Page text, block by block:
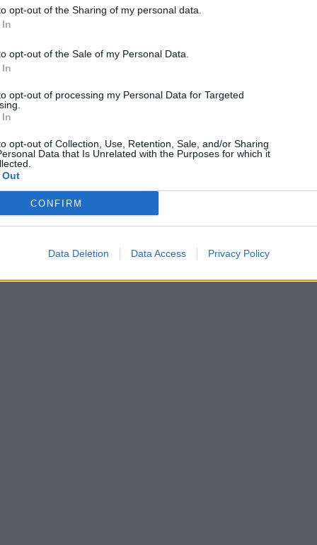
opt-out of the Sharing of my personal data.
opt-out of the Sale of my Personal Data.
opt-out of processing my Personal Data for Targeted
opt-out of Collection, Use, Retention, Sale, and/or Sharing
Data that Is Unrelated with the Purposes for which it
CONFIRM
Data Deletion Data Access Privacy Policy